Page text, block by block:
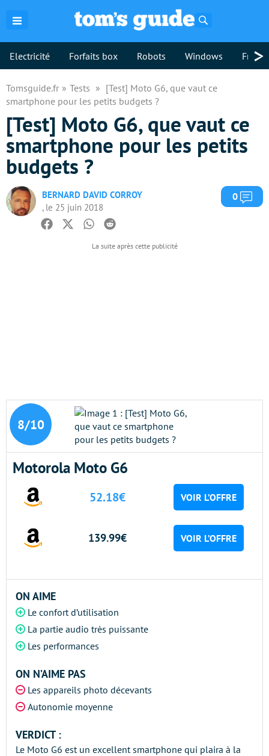
Electricité Forfaits box Robots Windows >
Tomsguide.fr Tests
[Test] Moto G6, que vaut ce
smartphone pour les petits budgets ?
[Test] Moto G6, que vaut ce
smartphone pour les petits
budgets ?
BERNARD DAVID CORROY
, le 25 juin 2018
0
Facebook
TwitterWhatsapp
Reddit
8/10
Motorola Moto G6
52.18€ VOIR L’OFFRE
139.99€ VOIR L’OFFRE
ON AIME
Le confort d’utilisation
La partie audio très puissante
Les performances
ON N’AIME PAS
Les appareils photo décevants
Autonomie moyenne
VERDICT :
Le Moto G6 est un excellent smartphone qui plaira à la